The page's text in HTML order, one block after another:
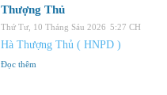
Thượng Thủ
Thứ Tư, 10 Tháng Sáu 2026 5:27 CH
Hà Thượng Thủ ( HNPD )
Đọc thêm